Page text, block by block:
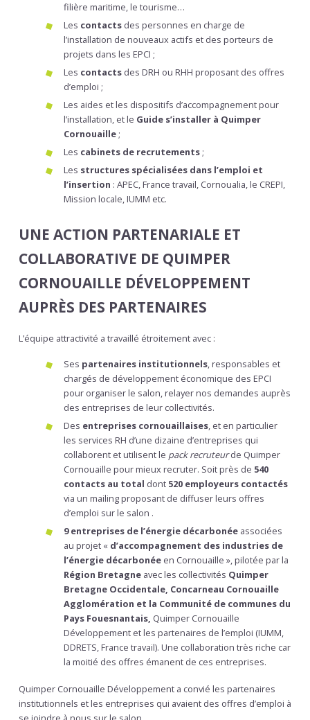
filière maritime, le tourisme…
Les contacts des personnes en charge de
l’installation de nouveaux actifs et des porteurs de
projets dans les EPCI ;
Les contacts des DRH ou RHH proposant des offres
d’emploi ;
Les aides et les dispositifs d’accompagnement pour
l’installation, et le Guide s’installer à Quimper
Cornouaille ;
Les cabinets de recrutements ;
Les structures spécialisées dans l’emploi et
l’insertion : APEC, France travail, Cornoualia, le CREPI,
Mission locale, IUMM etc.
UNE ACTION PARTENARIALE ET
COLLABORATIVE DE QUIMPER
CORNOUAILLE DÉVELOPPEMENT
AUPRÈS DES PARTENAIRES
L’équipe attractivité a travaillé étroitement avec :
Ses partenaires institutionnels, responsables et
chargés de développement économique des EPCI
pour organiser le salon, relayer nos demandes auprès
des entreprises de leur collectivités.
Des entreprises cornouaillaises, et en particulier
les services RH d’une dizaine d’entreprises qui
collaborent et utilisent le pack recruteurde Quimper
Cornouaille pour mieux recruter. Soit près de 540
contacts au total dont 520 employeurs contactés
via un mailing proposant de diffuser leurs offres
d’emploi sur le salon .
9 entreprises de l’énergie décarbonée associées
au projet « d’accompagnement des industries de
l’énergie décarbonée en Cornouaille », pilotée par la
Région Bretagne avec les collectivités Quimper
Bretagne Occidentale, Concarneau Cornouaille
Agglomération et la Communité de communes du
Pays Fouesnantais, Quimper Cornouaille
Développement et les partenaires de l’emploi (IUMM,
DDRETS, France travail). Une collaboration très riche car
la moitié des offres émanent de ces entreprises.
Quimper Cornouaille Développement a convié les partenaires
institutionnels et les entreprises qui avaient des offres d’emploi à